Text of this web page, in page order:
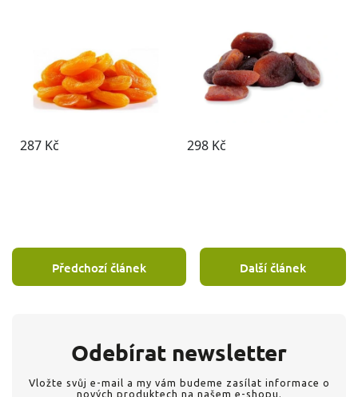
Předchozí článek Další článek
Odebírat newsletter
Vložte svůj e-mail a my vám budeme zasílat informace o
nových produktech na našem e-shopu.